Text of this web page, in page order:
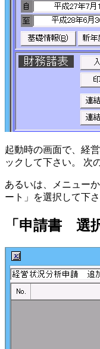
起動時の画面で、 経
ック して下さい。 次
あるいは、メニュー
ート」を選択して下さ
「申請書 選